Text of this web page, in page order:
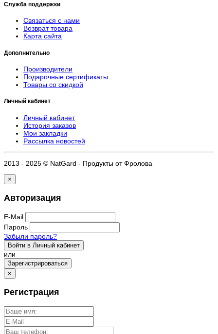
Служба поддержки
Связаться с нами
Возврат товара
Карта сайта
Дополнительно
Производители
Подарочные сертификаты
Товары со скидкой
Личный кабинет
Личный кабинет
История заказов
Мои закладки
Рассылка новостей
2013 - 2025 © NatGard - Продукты от Фролова
×
Авторизация
E-Mail
Пароль
Забыли пароль?
Войти в Личный кабинет
или
Зарегистрироваться
×
Регистрация